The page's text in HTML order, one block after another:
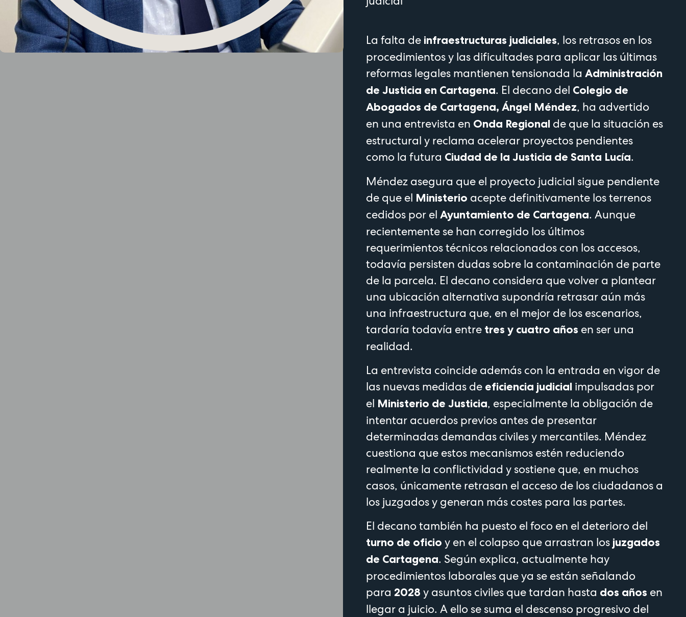
La falta de infraestructuras judiciales, los retrasos en los
procedimientos y las dificultades para aplicar las últimas
reformas legales mantienen tensionada la Administración
de Justicia en Cartagena. El decano del Colegio de
Abogados de Cartagena, Ángel Méndez, ha advertido
en una entrevista en Onda Regional de que la situación es
estructural y reclama acelerar proyectos pendientes
como la futura Ciudad de la Justicia de Santa Lucía.
Méndez asegura que el proyecto judicial sigue pendiente
de que el Ministerio acepte definitivamente los terrenos
cedidos por el Ayuntamiento de Cartagena. Aunque
recientemente se han corregido los últimos
requerimientos técnicos relacionados con los accesos,
todavía persisten dudas sobre la contaminación de parte
de la parcela. El decano considera que volver a plantear
una ubicación alternativa supondría retrasar aún más
una infraestructura que, en el mejor de los escenarios,
tardaría todavía entre tres y cuatro años en ser una
realidad.
La entrevista coincide además con la entrada en vigor de
las nuevas medidas de eficiencia judicial impulsadas por
el Ministerio de Justicia, especialmente la obligación de
intentar acuerdos previos antes de presentar
determinadas demandas civiles y mercantiles. Méndez
cuestiona que estos mecanismos estén reduciendo
realmente la conflictividad y sostiene que, en muchos
casos, únicamente retrasan el acceso de los ciudadanos a
los juzgados y generan más costes para las partes.
El decano también ha puesto el foco en el deterioro del
turno de oficio y en el colapso que arrastran los juzgados
de Cartagena. Según explica, actualmente hay
procedimientos laborales que ya se están señalando
para 2028 y asuntos civiles que tardan hasta dos años en
llegar a juicio. A ello se suma el descenso progresivo del